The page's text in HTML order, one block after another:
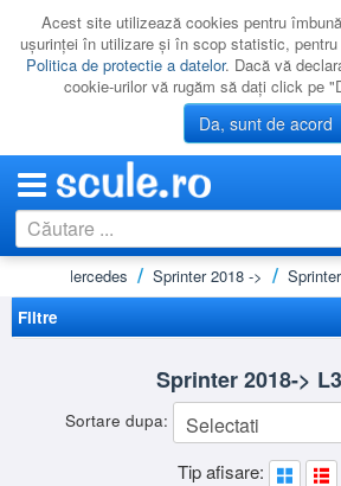
Acest site utilizează cookies pentru
uşurinţei în utilizare şi în scop statistic,
Politica de protectie a datelor. Dacă vă
cookie-urilor vă rugăm să daţi click pe
Da, sunt de acord
CATEGORII
PROMOTII
LICHIDARE
Mercedes Sprinter 2018 ->
Filtre
Sprinter 2018->
Sortare dupa:
Tip afisare: